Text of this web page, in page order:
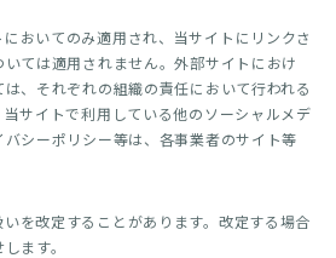
おいてのみ適用され、当サイトにリンクさ
ては適用されません。外部サイトにおけ
、それぞれの組織の責任において行われる
サイトで利用している他のソーシャルメデ
シーポリシー等は、各事業者のサイト等
を改定することがあります。改定する場合
ます。